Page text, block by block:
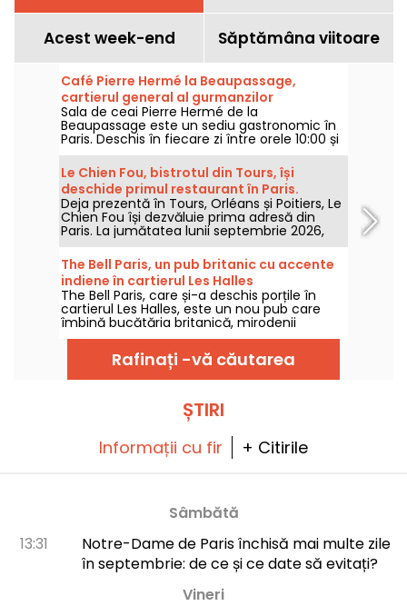
Acest week-end Săptămâna viitoare
Café Pierre Hermé la Beaupassage,
cartierul general al gurmanzilor
Sala de ceai Pierre Hermé de la
Beaupassage este un sediu gastronomic în
Paris. Deschis în fiecare zi între orele 10:00 și
20:00, acest loc este o necesitate pentru
iubitorii de patiserie. Pentru prânz, ceai sau
chiar brunch, Pierre Hermé oferă o gamă
largă de bunătăți dulci și sărate.
Le Chien Fou, bistrotul din Tours, își
deschide primul restaurant în Paris.
Deja prezentă în Tours, Orléans și Poitiers, Le
Chien Fou își dezvăluie prima adresă din
Paris. La jumătatea lunii septembrie 2026,
acest bistrot, cunoscut pentru bucătăria sa
de casă, pentru felurile de împărțit și pentru
crama de vinuri, își va deschide porțile pe
strada Feydeau, în al doilea arondisment al
Parisului.
The Bell Paris, un pub britanic cu accente
indiene în cartierul Les Halles
The Bell Paris, care și-a deschis porțile în
cartierul Les Halles, este un nou pub care
îmbină bucătăria britanică, mirodenii
indiene, cocktailuri de casă și beri artizanale,
într-un decor semnat de Jim Hamilton.
Rafinați -vă căutarea
ȘTIRI
Informații cu fir + Citirile
Sâmbătă
13:31
Notre-Dame de Paris închisă mai multe zile
în septembrie: de ce și ce date să evitați?
Vineri